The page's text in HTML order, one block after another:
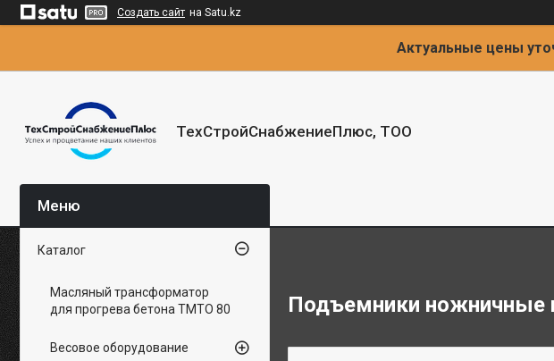
Создать сайт на Satu.kz
Актуальные цены
ТехСтройСнабжениеПлюс, ТОО
Подъемники ножничные
Каталог
Масляный трансформатор
для прогрева бетона ТМТО 80
Весовое оборудование